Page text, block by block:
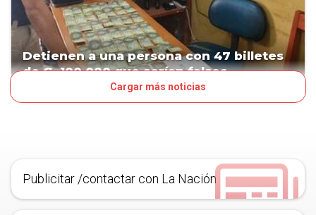
Detienen a una persona con 47 billetes
de G. 100.000 que serían falsos
Cargar más noticias
Publicitar /contactar con La Nación